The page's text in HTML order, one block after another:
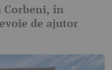
Corbeni, în
de ajutor